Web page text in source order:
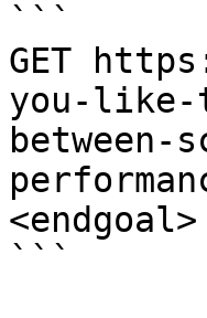
```
GET
you-like-
between-
<endgoal>
```